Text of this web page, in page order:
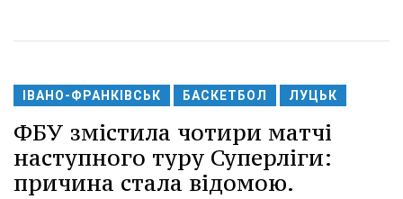
ІВАНО-ФРАНКІВСЬК БАСКЕТБОЛ ЛУЦЬК
ФБУ змістила чотири матчі
наступного туру Суперліги:
причина стала відомою.